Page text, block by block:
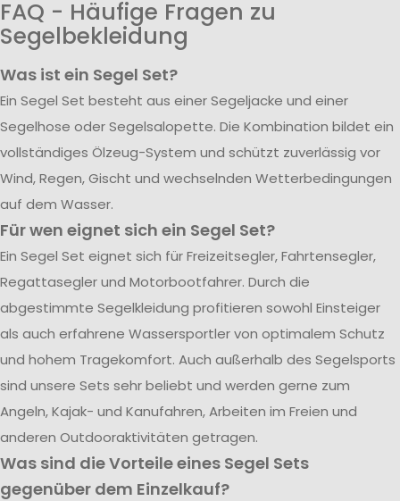
FAQ - Häufige Fragen zu
Segelbekleidung
Was ist ein Segel Set?
Ein Segel Set besteht aus einer Segeljacke und einer
Segelhose oder Segelsalopette. Die Kombination bildet ein
vollständiges Ölzeug-System und schützt zuverlässig vor
Wind, Regen, Gischt und wechselnden Wetterbedingungen
auf dem Wasser.
Für wen eignet sich ein Segel Set?
Ein Segel Set eignet sich für Freizeitsegler, Fahrtensegler,
Regattasegler und Motorbootfahrer. Durch die
abgestimmte Segelkleidung profitieren sowohl Einsteiger
als auch erfahrene Wassersportler von optimalem Schutz
und hohem Tragekomfort. Auch außerhalb des Segelsports
sind unsere Sets sehr beliebt und werden gerne zum
Angeln, Kajak- und Kanufahren, Arbeiten im Freien und
anderen Outdooraktivitäten getragen.
Was sind die Vorteile eines Segel Sets
gegenüber dem Einzelkauf?